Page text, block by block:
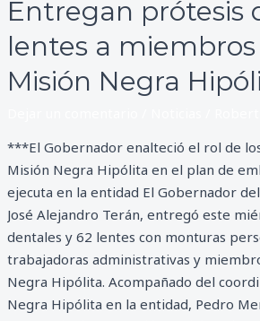
Entregan prótesis
lentes a
Misión Negra
***El Gobernador enalteció el rol de
Misión Negra Hipólita en el plan de
ejecuta en la entidad El Gobernador
José Alejandro Terán, entregó este
dentales y 62 lentes con monturas
trabajadoras administrativas y
Negra Hipólita. Acompañado del
Negra Hipólita en la entidad, Pedro